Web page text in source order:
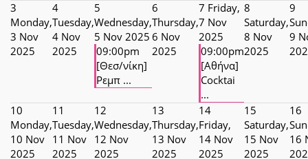
3
Monday,
3 Nov
2025
4
Tuesday,
4 Nov
2025
5
Wednesday,
5 Nov 2025
09:00pm
[Θεσ/νίκη]
Ρεμπ ...
6
Thursday,
6 Nov
2025
7 Friday,
7 Nov
2025
09:00pm
[Αθήνα]
Cocktai
...
8
Saturday,
8 Nov
2025
9
9
10
Monday,
10 Nov
2025
11
Tuesday,
11 Nov
2025
12
Wednesday,
12 Nov
2025
13
Thursday,
13 Nov
2025
14
Friday,
14 Nov
2025
15
Saturday,
15 Nov
2025
16
16